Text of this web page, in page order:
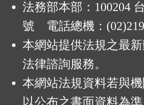
法務部本部：100204
號 電話總機：
本網站提供法規之最
法律諮詢服務。
本網站法規資料若與
以公布之書面資料為準